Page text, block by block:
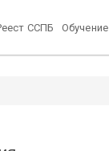
ССПБ Обучение